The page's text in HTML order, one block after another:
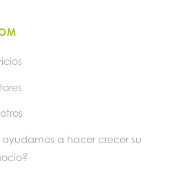
ayudamos a hacer crecer su